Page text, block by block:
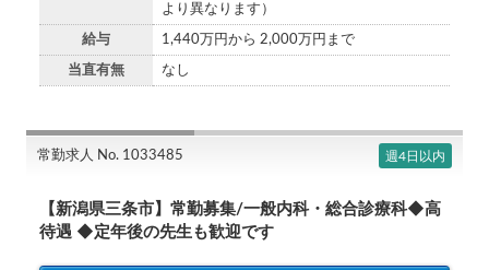
より異なります）
給与 1,440万円から 2,000万円まで
当直有無 なし
常勤求人 No. 1033485 週4日以内
【新潟県三条市】常勤募集/一般内科・総合診療科◆高
待遇 ◆定年後の先生も歓迎です